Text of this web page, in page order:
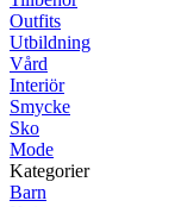
Outfits
Utbildning
Vård
Interiör
Smycke
Sko
Mode
Kategorier
Barn